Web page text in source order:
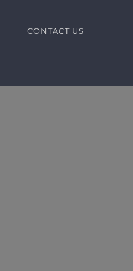
CONTACT US